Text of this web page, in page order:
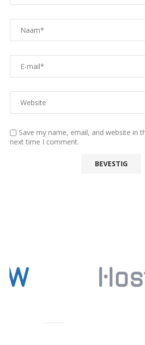
Save my name, email, and website in
next time I comment.